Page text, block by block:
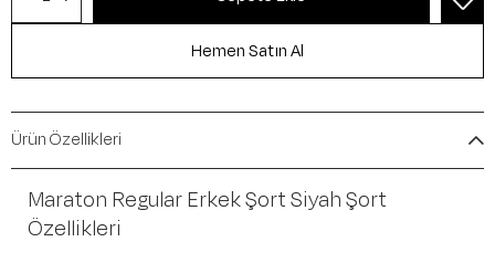
Ürün Özellikleri
Maraton Regular Erkek Şort Siyah Şort
Özellikleri